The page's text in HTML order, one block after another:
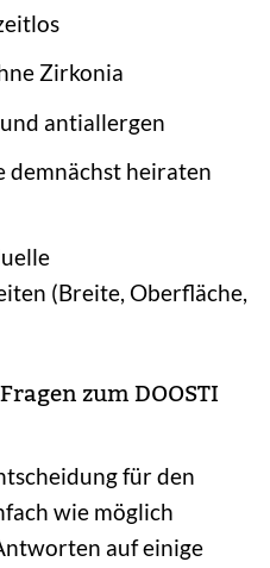
Zirkonia
antiallergen
demnächst heiraten
(Breite, Oberfläche,
zum DOOSTI
für den
wie möglich
auf einige